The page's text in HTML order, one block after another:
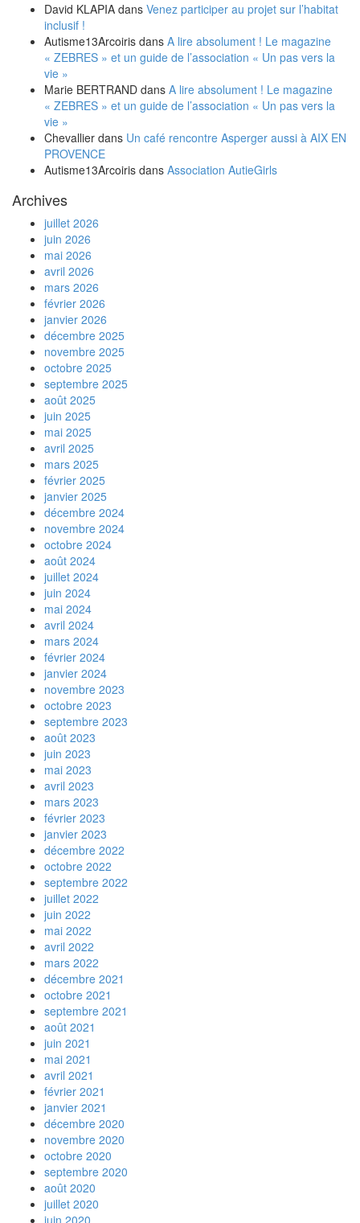
David KLAPIA dans Venez participer au projet sur l’habitat
inclusif !
Autisme13Arcoiris dans A lire absolument ! Le magazine
« ZEBRES » et un guide de l’association « Un pas vers la
vie »
Marie BERTRAND dans A lire absolument ! Le magazine
« ZEBRES » et un guide de l’association « Un pas vers la
vie »
Chevallier dans Un café rencontre Asperger aussi à AIX EN
PROVENCE
Autisme13Arcoiris dans Association AutieGirls
Archives
juillet 2026
juin 2026
mai 2026
avril 2026
mars 2026
février 2026
janvier 2026
décembre 2025
novembre 2025
octobre 2025
septembre 2025
août 2025
juin 2025
mai 2025
avril 2025
mars 2025
février 2025
janvier 2025
décembre 2024
novembre 2024
octobre 2024
août 2024
juillet 2024
juin 2024
mai 2024
avril 2024
mars 2024
février 2024
janvier 2024
novembre 2023
octobre 2023
septembre 2023
août 2023
juin 2023
mai 2023
avril 2023
mars 2023
février 2023
janvier 2023
décembre 2022
octobre 2022
septembre 2022
juillet 2022
juin 2022
mai 2022
avril 2022
mars 2022
décembre 2021
octobre 2021
septembre 2021
août 2021
juin 2021
mai 2021
avril 2021
février 2021
janvier 2021
décembre 2020
novembre 2020
octobre 2020
septembre 2020
août 2020
juillet 2020
juin 2020